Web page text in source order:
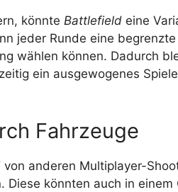
könnte Battlefield eine
jeder Runde eine
wählen können. Dadurch
ein ausgewogenes
Fahrzeuge
von anderen Multiplayer-
Diese könnten auch in